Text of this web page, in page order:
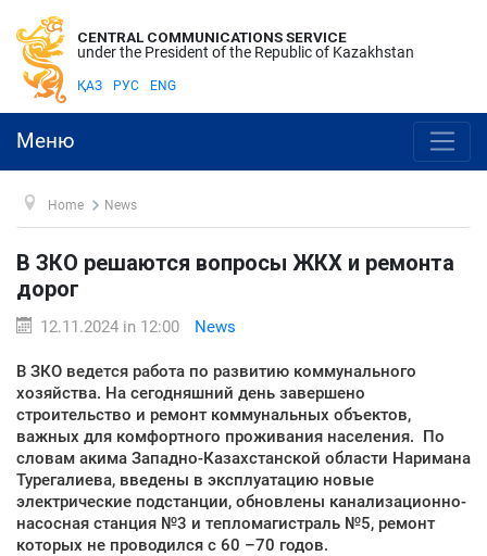
CENTRAL COMMUNICATIONS SERVICE
under the President of the Republic of Kazakhstan
ҚАЗ РУС ENG
Меню
Home News
В ЗКО решаются вопросы ЖКХ и ремонта
дорог
12.11.2024 in 12:00 News
В ЗКО ведется работа по развитию коммунального
хозяйства. На сегодняшний день завершено
строительство и ремонт коммунальных объектов,
важных для комфортного проживания населения. По
словам акима Западно-Казахстанской области Наримана
Турегалиева, введены в эксплуатацию новые
электрические подстанции, обновлены канализационно-
насосная станция №3 и тепломагистраль №5, ремонт
которых не проводился с 60 –70 годов.